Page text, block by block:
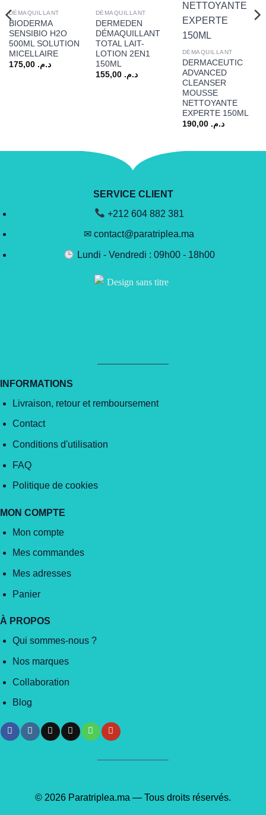
DÉMAQUILLANT
BIODERMA
SENSIBIO H2O
500ML SOLUTION
MICELLAIRE
د.م. 175,00
DÉMAQUILLANT
DERMEDEN
DÉMAQUILLANT
TOTAL LAIT-
LOTION 2EN1
150ML
د.م. 155,00
DÉMAQUILLANT
DERMACEUTIC
ADVANCED
CLEANSER
MOUSSE
NETTOYANTE
EXPERTE 150ML
د.م. 190,00
SERVICE CLIENT
+212 604 882 381
✉ contact@paratriplea.ma
Lundi - Vendredi : 09h00 - 18h00
INFORMATIONS
Livraison, retour et remboursement
Contact
Conditions d'utilisation
FAQ
Politique de cookies
MON COMPTE
Mon compte
Mes commandes
Mes adresses
Panier
À PROPOS
Qui sommes-nous ?
Nos marques
Collaboration
Blog
© 2026 Paratriplea.ma — Tous droits réservés.